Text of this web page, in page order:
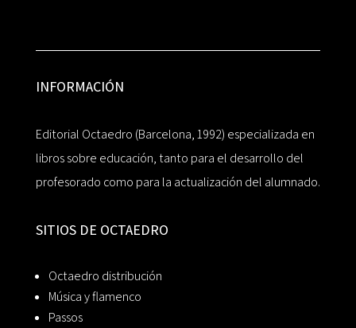
INFORMACIÓN
Editorial Octaedro (Barcelona, 1992) especializada en
libros sobre educación, tanto para el desarrollo del
profesorado como para la actualización del alumnado.
SITIOS DE OCTAEDRO
Octaedro distribución
Música y flamenco
Passos